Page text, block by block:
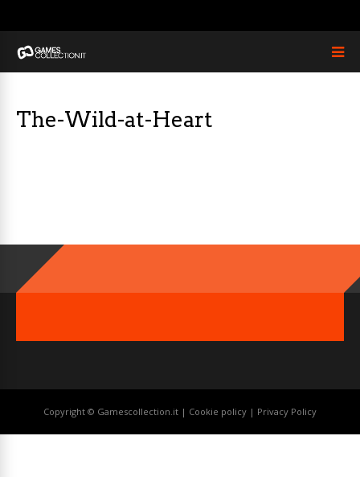
The-Wild-at-Heart
Copyright © Gamescollection.it | Cookie policy | Privacy Policy